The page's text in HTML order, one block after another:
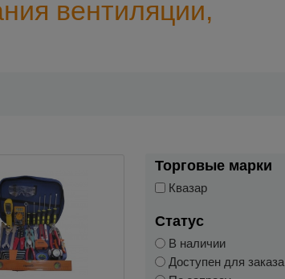
вентиляции,
Торговые марки
Квазар
Статус
В наличии
Доступен для заказа